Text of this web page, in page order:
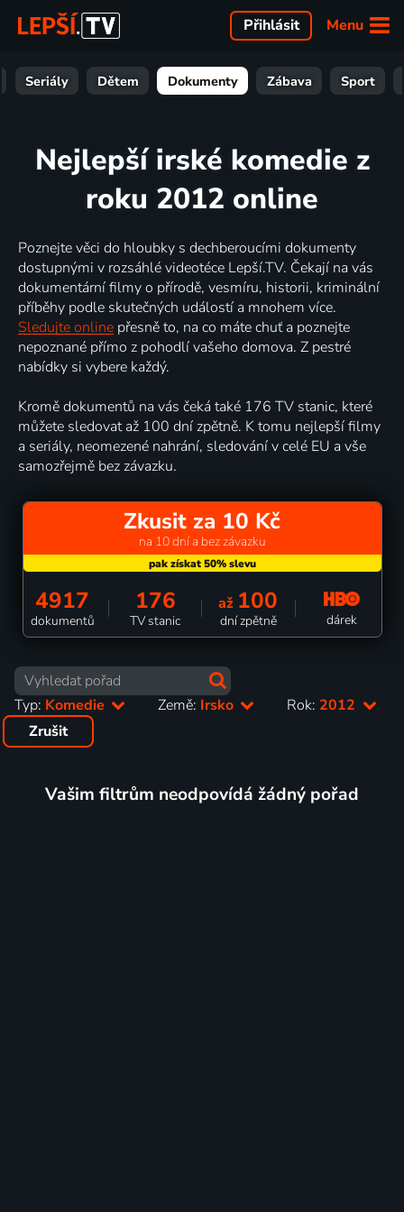
Menu
Přihlásit
Seriály Dětem Dokumenty Zábava Sport
Nejlepší irské komedie z
roku 2012 online
Poznejte věci do hloubky s dechberoucími dokumenty
dostupnými v rozsáhlé videotéce Lepší.TV. Čekají na vás
dokumentární filmy o přírodě, vesmíru, historii, kriminální
příběhy podle skutečných událostí a mnohem více.
Sledujte online přesně to, na co máte chuť a poznejte
nepoznané přímo z pohodlí vašeho domova. Z pestré
nabídky si vybere každý.
Kromě dokumentů na vás čeká také 176 TV stanic, které
můžete sledovat až 100 dní zpětně. K tomu nejlepší filmy
a seriály, neomezené nahrání, sledování v celé EU a vše
samozřejmě bez závazku.
Zkusit za 10 Kč
na 10 dní a bez závazku
4917
dokumentů
176
TV stanic
až 100
dní zpětně dárek
Typ: Komedie Země: Irsko Rok: 2012
Zrušit
Vašim filtrům neodpovídá žádný pořad